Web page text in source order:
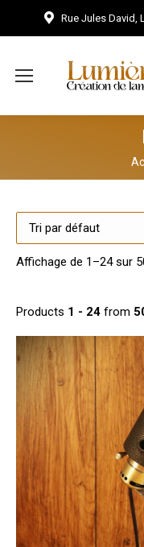
Rue Jules David,
Affichage de 1–24 sur
Products 1 - 24 from